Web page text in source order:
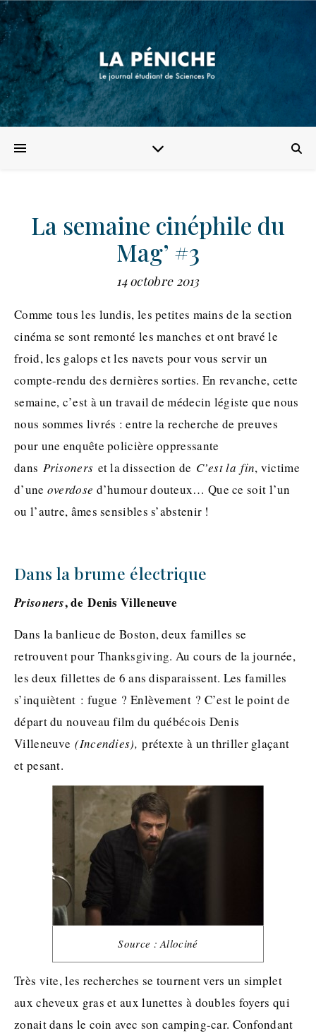
La semaine cinéphile du
Mag’ #3
14 octobre 2013
Comme tous les lundis, les petites mains de la section
cinéma se sont remonté les manches et ont bravé le
froid, les galops et les navets pour vous servir un
compte-rendu des dernières sorties. En revanche, cette
semaine, c’est à un travail de médecin légiste que nous
nous sommes livrés : entre la recherche de preuves
pour une enquête policière oppressante
dans Prisoners et la dissection de C’est la fin, victime
d’une overdose d’humour douteux… Que ce soit l’un
ou l’autre, âmes sensibles s’abstenir !
Dans la brume électrique
Prisoners, de Denis Villeneuve
Dans la banlieue de Boston, deux familles se
retrouvent pour Thanksgiving. Au cours de la journée,
les deux fillettes de 6 ans disparaissent. Les familles
s’inquiètent : fugue ? Enlèvement ? C’est le point de
départ du nouveau film du québécois Denis
Villeneuve(Incendies), prétexte à un thriller glaçant
et pesant.
Source : Allociné
Très vite, les recherches se tournent vers un simplet
aux cheveux gras et aux lunettes à doubles foyers qui
zonait dans le coin avec son camping-car. Confondant